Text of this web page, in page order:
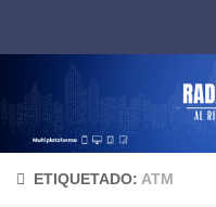
ETIQUETADO: ATM